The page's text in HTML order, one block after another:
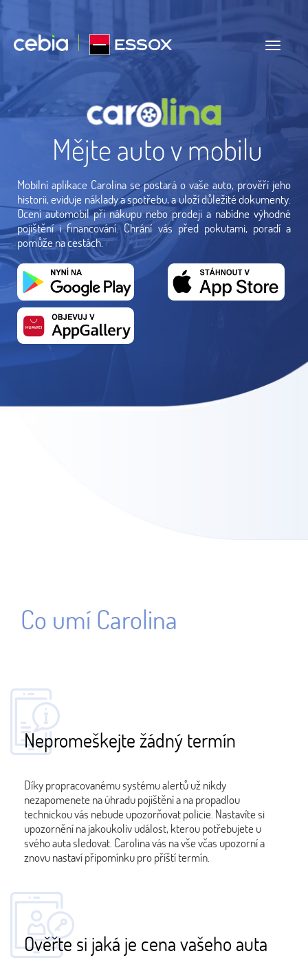
Mějte auto v mobilu
Mobilní aplikace Carolina se postará o vaše auto, prověří jeho
historii, eviduje náklady a spotřebu, a uloží důležité dokumenty.
Ocení automobil při nákupu nebo prodeji a nabídne výhodné
pojištění i financování. Chrání vás před pokutami, poradí a
pomůže na cestách.
Co umí Carolina
Nepromeškejte žádný termín
Díky propracovanému systému alertů už nikdy
nezapomenete na úhradu pojištění a na propadlou
technickou vás nebude upozorňovat policie. Nastavíte si
upozornění na jakoukoliv událost, kterou potřebujete u
svého auta sledovat. Carolina vás na vše včas upozorní a
znovu nastaví připomínku pro příští termín.
Ověřte si jaká je cena vašeho auta